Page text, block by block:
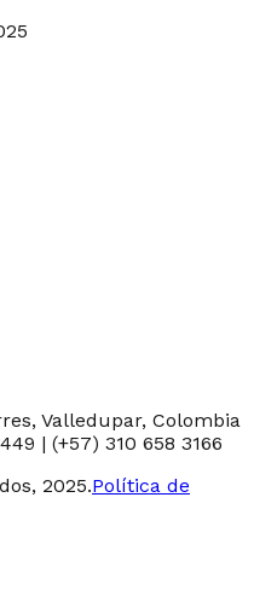
Valledupar, Colombia
| (+57) 310 658 3166
2025.Política de